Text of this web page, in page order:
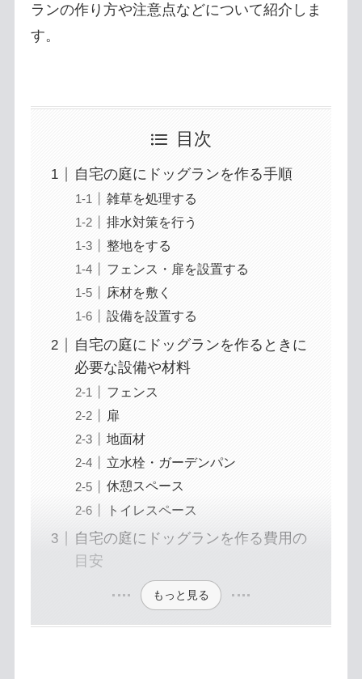
ランの作り方や注意点などについて紹介しま
す。
目次
自宅の庭にドッグランを作る手順
雑草を処理する
排水対策を行う
整地をする
フェンス・扉を設置する
床材を敷く
設備を設置する
自宅の庭にドッグランを作るときに
必要な設備や材料
フェンス
扉
地面材
立水栓・ガーデンパン
休憩スペース
トイレスペース
自宅の庭にドッグランを作る費用の
目安
もっと見る